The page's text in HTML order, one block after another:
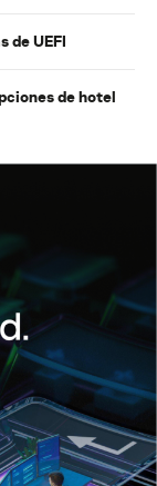
de UEFI
de hotel